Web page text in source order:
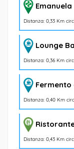
Emanuela
Distanza: 0,33 Km
Lounge
Distanza: 0,36 Km
Distanza: 0,40 Km
Distanza: 0,43 Km